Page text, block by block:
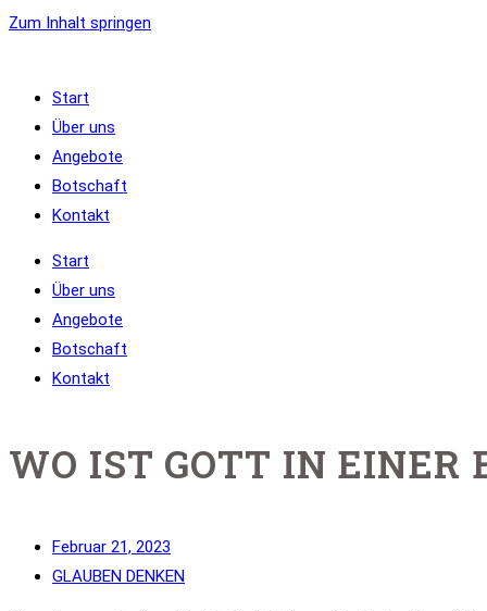
Zum Inhalt springen
Start
Über uns
Angebote
Botschaft
Kontakt
Start
Über uns
Angebote
Botschaft
Kontakt
WO IST GOTT IN EINER
Februar 21, 2023
GLAUBEN DENKEN